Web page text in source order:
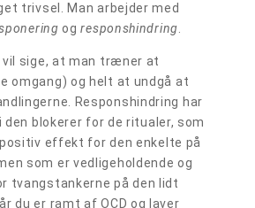
trivsel. Man arbejder med
ogresponshindring
vil sige, at man træner at
og helt at undgå at
Responshindring har
den blokerer for de ritualer, som
effekt for den enkelte på
som er vedligeholdende og
tvangstankerne på den lidt
du er ramt af OCD og laver